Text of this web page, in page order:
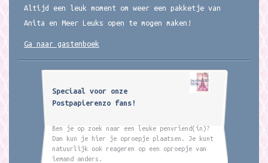
Altijd een leuk moment om weer een pakketje van
Anita en Meer Leuks open te mogen maken!
Ga naar gastenboek
Speciaal voor onze
Postpapierenzo fans!
Ben je op zoek naar een leuke penvriend(in)?
Dan kun je hier je oproepje plaatsen. Je kunt
natuurlijk ook reageren op een oproepje van
iemand anders.